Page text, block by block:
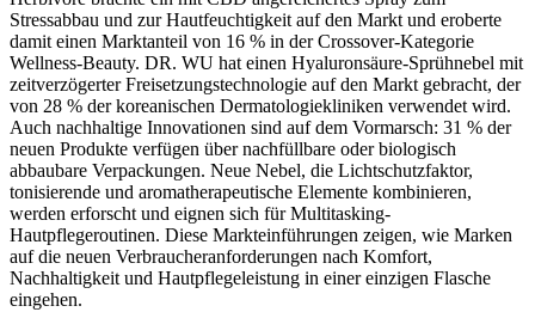
Stressabbau und zur Hautfeuchtigkeit auf den Markt und eroberte
damit einen Marktanteil von 16 % in der Crossover-Kategorie
Wellness-Beauty. DR. WU hat einen Hyaluronsäure-Sprühnebel mit
zeitverzögerter Freisetzungstechnologie auf den Markt gebracht, der
von 28 % der koreanischen Dermatologiekliniken verwendet wird.
Auch nachhaltige Innovationen sind auf dem Vormarsch: 31 % der
neuen Produkte verfügen über nachfüllbare oder biologisch
abbaubare Verpackungen. Neue Nebel, die Lichtschutzfaktor,
tonisierende und aromatherapeutische Elemente kombinieren,
werden erforscht und eignen sich für Multitasking-
Hautpflegeroutinen. Diese Markteinführungen zeigen, wie Marken
auf die neuen Verbraucheranforderungen nach Komfort,
Nachhaltigkeit und Hautpflegeleistung in einer einzigen Flasche
eingehen.